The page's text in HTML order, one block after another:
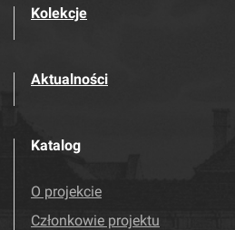
Kolekcje
Aktualności
Katalog
O projekcie
Członkowie projektu